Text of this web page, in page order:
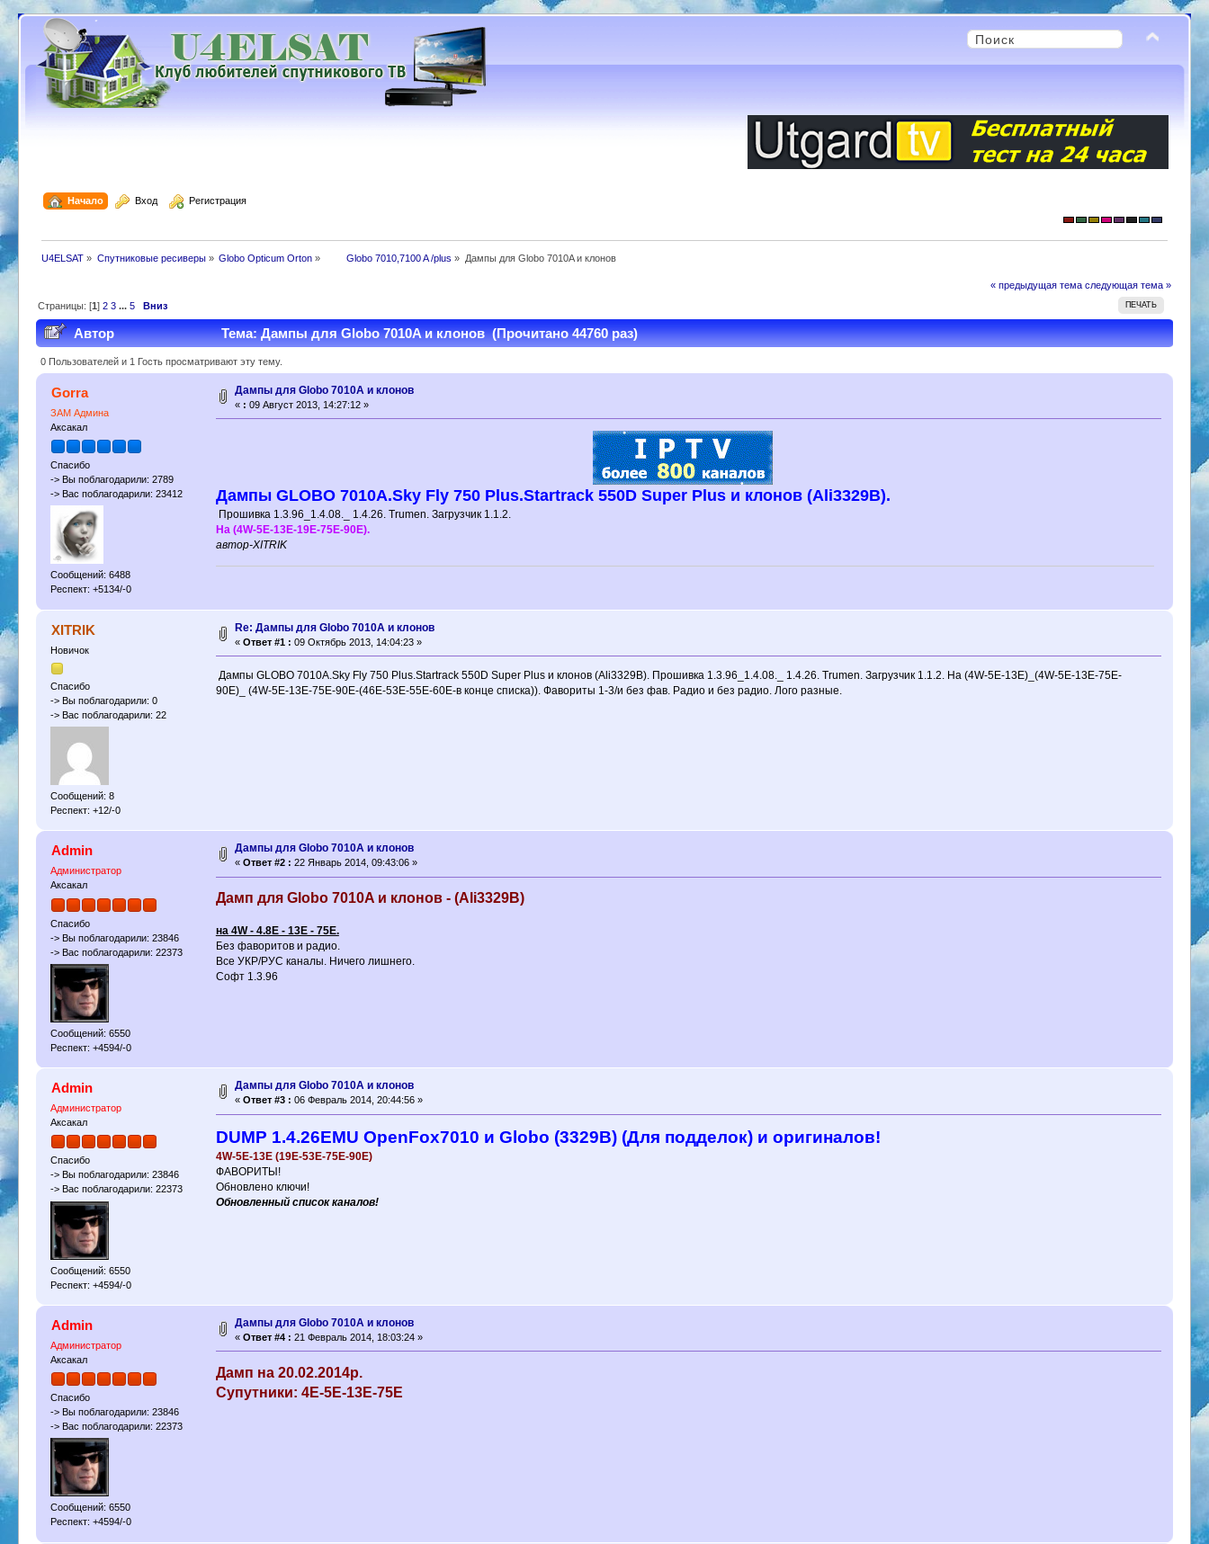
Начало Вход Регистрация
U4ELSAT » Cпутниковые ресиверы» Globo Opticum Orton » Globo 7010,7100 A /plus » Дампы для Globo 7010A и клонов
« предыдущая тема следующая тема »
ПЕЧАТЬ
Страницы: [1]2 3 ...5 Вниз
Автор Тема: Дампы для Globo 7010A и клонов (Прочитано 44760 раз)
0 Пользователей и 1 Гость просматривают эту тему.
Gorra
ЗАМ Админа
Аксакал
Спасибо
-> Вы поблагодарили: 2789
-> Вас поблагодарили: 23412
Сообщений: 6488
Респект: +5134/-0
Дампы для Globo 7010A и клонов
« : 09 Август 2013, 14:27:12 »
Дампы GLOBO 7010A.Sky Fly 750 Plus.Startrack 550D Super Plus и клонов (Ali3329B).
Прошивка 1.3.96_1.4.08._ 1.4.26. Trumen. Загрузчик 1.1.2.
На (4W-5E-13E-19E-75E-90E).
автор-XITRIK
XITRIK
Новичок
Спасибо
-> Вы поблагодарили: 0
-> Вас поблагодарили: 22
Сообщений: 8
Респект: +12/-0
Re: Дампы для Globo 7010A и клонов
«Ответ #1 : 09 Октябрь 2013, 14:04:23 »
Дампы GLOBO 7010A.Sky Fly 750 Plus.Startrack 550D Super Plus и клонов (Ali3329B). Прошивка 1.3.96_1.4.08._ 1.4.26. Trumen. Загрузчик 1.1.2. На (4W-5E-13E)_(4W-5E-13E-75E-
90E)_ (4W-5E-13E-75E-90E-(46E-53E-55E-60E-в конце списка)). Фавориты 1-3/и без фав. Радио и без радио. Лого разные.
Admin
Администратор
Аксакал
Спасибо
-> Вы поблагодарили: 23846
-> Вас поблагодарили: 22373
Сообщений: 6550
Респект: +4594/-0
Дампы для Globo 7010A и клонов
«Ответ #2 : 22 Январь 2014, 09:43:06 »
Дамп для Globo 7010A и клонов - (Ali3329B)
на 4W - 4.8E - 13E - 75E.
Без фаворитов и радио.
Все УКР/РУС каналы. Ничего лишнего.
Софт 1.3.96
Admin
Администратор
Аксакал
Спасибо
-> Вы поблагодарили: 23846
-> Вас поблагодарили: 22373
Сообщений: 6550
Респект: +4594/-0
Дампы для Globo 7010A и клонов
«Ответ #3 : 06 Февраль 2014, 20:44:56 »
DUMP 1.4.26EMU OpenFox7010 и Globo (3329B) (Для подделок) и оригиналов!
4W-5E-13E (19Е-53Е-75Е-90Е)
ФАВОРИТЫ!
Обновлено ключи!
Обновленный список каналов!
Admin
Администратор
Аксакал
Спасибо
-> Вы поблагодарили: 23846
-> Вас поблагодарили: 22373
Сообщений: 6550
Респект: +4594/-0
Дампы для Globo 7010A и клонов
«Ответ #4 : 21 Февраль 2014, 18:03:24 »
Дамп на 20.02.2014р.
Супутники: 4Е-5Е-13Е-75Е